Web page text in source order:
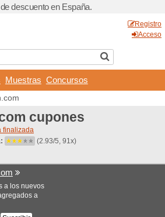
de cupones